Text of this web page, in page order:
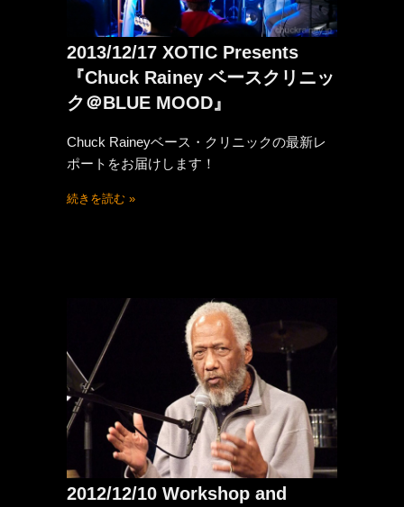
2013/12/17 XOTIC Presents
『Chuck Rainey ベースクリニッ
ク＠BLUE MOOD』
Chuck Raineyベース・クリニックの最新レ
ポートをお届けします！
続きを読む »
2012/12/10 Workshop and